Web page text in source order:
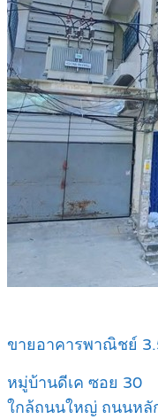
ขายอาคารพาณิชย์
หมู่บ้านดีเค ซอย 30
ใกล้ถนนใหญ่ ถนนหลั